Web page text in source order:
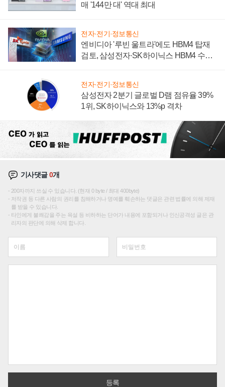
매 '144만 대' 역대 최대
전자·전기·정보통신
엔비디아 '루빈 울트라'에도 HBM4 탑재
검토, 삼성전자·SK하이닉스 HBM4 수율
전자·전기·정보통신
삼성전자 2분기 글로벌 D램 점유율 39%
1위, SK하이닉스와 13%p 격차
기사댓글0개
200자까지 쓰실 수 있습니다. (현재 0 byte / 최대 400byte)
저작권 등 다른 사람의 권리를 침해하거나 명예를 훼손하는 댓글은 관련 법률에 의해 제재
를 받을 수 있습니다.
타인에게 불쾌감을 주는 욕설 등 비하하는 단어가 내용에 포함되거나 인신공격성 글은 관
리자의 판단에 의해 삭제 합니다.